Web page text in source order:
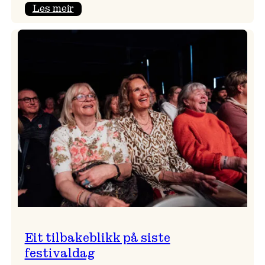
Les meir:
Eit tilbakeblikk på siste
festivaldag